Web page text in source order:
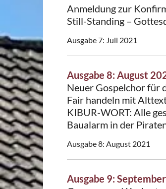
Anmeldung zur
Still-Standing –
Ausgabe 7: Juli 2021
Ausgabe 8: August
Neuer Gospelchor für
Fair handeln mit
KIBUR-WORT: Alle
Baualarm in der
Ausgabe 8: August 2021
Ausgabe 9: